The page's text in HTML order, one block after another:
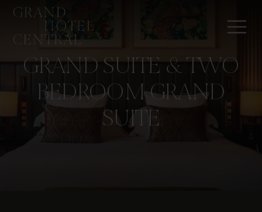
GRAND SUITE & TWO
BEDROOM GRAND
SUITE